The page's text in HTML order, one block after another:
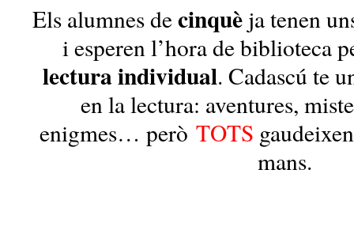
Els alumnes decinquè ja tenen
i esperen l’hora de biblioteca
lectura individual. Cadascú te
en la lectura: aventures,
enigmes… però TOTS
mans.